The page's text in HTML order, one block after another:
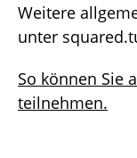
Weitere
unter
So können Sie
teilnehmen.